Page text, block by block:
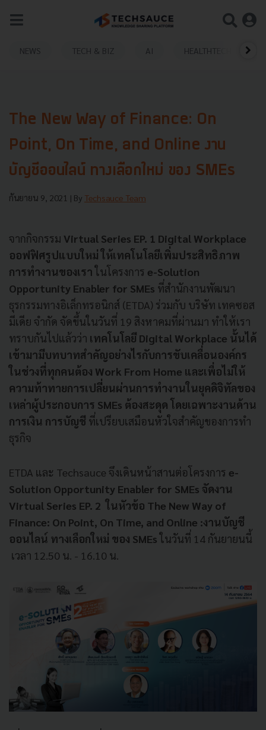
NEWS TECH & BIZ AI HEALTHTECH
The New Way of Finance: On
Point, On Time, and Online งาน
บัญชีออนไลน์ ทางเลือกใหม่ ของ SMEs
กันยายน 9, 2021 | By Techsauce Team
จากกิจกรรม Virtual Series EP. 1 Digital Workplace
ออฟฟิศรูปแบบใหม่ ให้เทคโนโลยีเพิ่มประสิทธิภาพ
การทำงานของเราในโครงการ e-Solution
Opportunity Enabler for SMEs ที่สำนักงานพัฒนา
ธุรกรรมทางอิเล็กทรอนิกส์ (ETDA) ร่วมกับ บริษัท เทคซอส
มีเดีย จำกัด จัดขึ้นในวันที่ 19 สิงหาคมที่ผ่านมา ทำให้เรา
ทราบกันไปแล้วว่า เทคโนโลยี Digital Workplace นั้นได้
เข้ามามีบทบาทสำคัญอย่างไรกับการขับเคลื่อนองค์กร
ในช่วงที่ทุกคนต้อง Work From Home และเพื่อไม่ให้
ความท้าทายการเปลี่ยนผ่านการทำงานในยุคดิจิทัลของ
เหล่าผู้ประกอบการ SMEs ต้องสะดุด โดยเฉพาะงานด้าน
การเงิน การบัญชี ที่เปรียบเสมือนหัวใจสำคัญของการทำ
ธุรกิจ
ETDA และ Techsauce จึงเดินหน้าสานต่อโครงการ e-
Solution Opportunity Enabler for SMEs จัดงาน
Virtual Series EP. 2 ในหัวข้อ The New Way of
Finance: On Point, On Time, and Online :งานบัญชี
ออนไลน์ ทางเลือกใหม่ ของ SMEsในวันที่ 14 กันยายนนี้
เวลา 12.50 น. - 16.10 น.